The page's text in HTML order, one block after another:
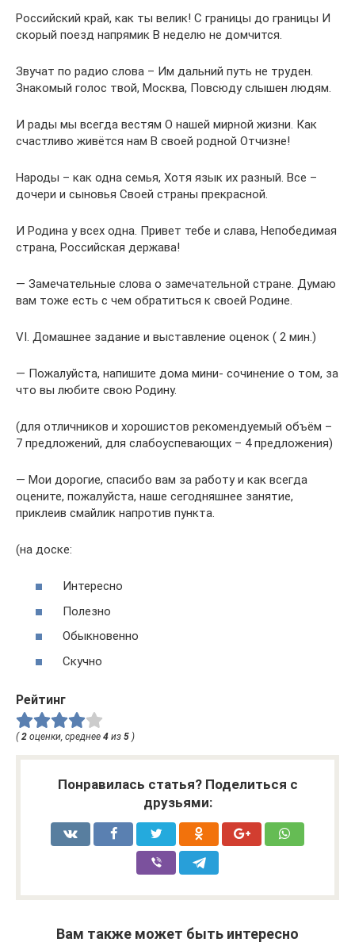
Российский край, как ты велик! С границы до границы И
скорый поезд напрямик В неделю не домчится.
Звучат по радио слова – Им дальний путь не труден.
Знакомый голос твой, Москва, Повсюду слышен людям.
И рады мы всегда вестям О нашей мирной жизни. Как
счастливо живётся нам В своей родной Отчизне!
Народы – как одна семья, Хотя язык их разный. Все –
дочери и сыновья Своей страны прекрасной.
И Родина у всех одна. Привет тебе и слава, Непобедимая
страна, Российская держава!
— Замечательные слова о замечательной стране. Думаю
вам тоже есть с чем обратиться к своей Родине.
VI. Домашнее задание и выставление оценок ( 2 мин.)
— Пожалуйста, напишите дома мини- сочинение о том, за
что вы любите свою Родину.
(для отличников и хорошистов рекомендуемый объём –
7 предложений, для слабоуспевающих – 4 предложения)
— Мои дорогие, спасибо вам за работу и как всегда
оцените, пожалуйста, наше сегодняшнее занятие,
приклеив смайлик напротив пункта.
(на доске:
Интересно
Полезно
Обыкновенно
Скучно
Рейтинг
( 2 оценки, среднее 4 из 5 )
Понравилась статья? Поделиться с
друзьями:
Вам также может быть интересно